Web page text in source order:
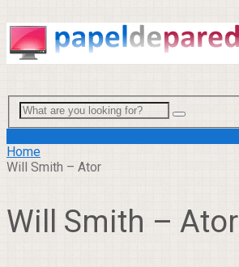
Home
Will Smith – Ator
Will Smith – Ator